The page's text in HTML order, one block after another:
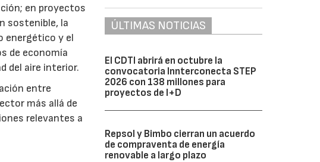
en proyectos
sostenible, la
energético y el
de economía
del aire interior.
entre
más allá de
relevantes a
ÚLTIMAS NOTICIAS
El CDTI abrirá en octubre la
convocatoria Innterconecta STEP
2026 con 138 millones para
proyectos de I+D
Repsol y Bimbo cierran un acuerdo
de compraventa de energía
renovable a largo plazo